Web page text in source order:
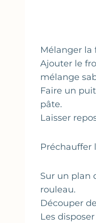
Mélanger la
Ajouter le
mélange
Faire un
pâte.
Laisser
Préchauffer
Sur un plan
rouleau.
Découper
Les